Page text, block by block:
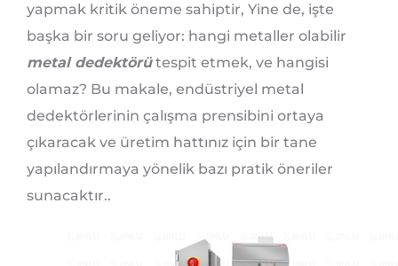
yapmak kritik öneme sahiptir, Yine de, işte
başka bir soru geliyor: hangi metaller olabilir
metal dedektörütespit etmek, ve hangisi
olamaz? Bu makale, endüstriyel metal
dedektörlerinin çalışma prensibini ortaya
çıkaracak ve üretim hattınız için bir tane
yapılandırmaya yönelik bazı pratik öneriler
sunacaktır..